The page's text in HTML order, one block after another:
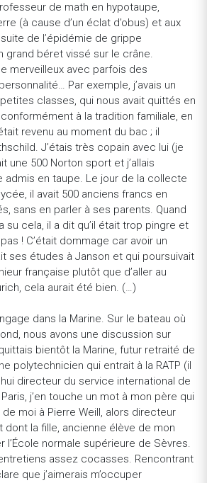
de math en hypotaupe,
(à cause d’un éclat d’obus) et aux
de l’épidémie de grippe
grand béret vissé sur le crâne.
merveilleux avec parfois des
Par exemple, j’avais un
classes, qui nous avait quittés en
à la tradition familiale, en
revenu au moment du bac ; il
J’étais très copain avec lui (je
une 500 Norton sport et j’allais
admis en taupe. Le jour de la collecte
il avait 500 anciens francs en
sans en parler à ses parents. Quand
su cela, il a dit qu’il était trop pingre et
! C’était dommage car avoir un
ses études à Janson et qui poursuivait
française plutôt que d’aller au
cela aurait été bien. (…)
dans la Marine. Sur le bateau où
nous avons une discussion sur
bientôt la Marine, futur retraité de
polytechnicien qui entrait à la RATP (il
directeur du service international de
Paris, j’en touche un mot à mon père qui
moi à Pierre Weill, alors directeur
dont la fille, ancienne élève de mon
l’École normale supérieure de Sèvres.
assez cocasses. Rencontrant
que j’aimerais m’occuper